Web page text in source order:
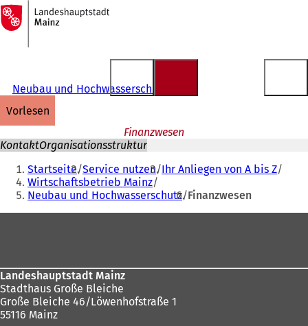
Inhalt anspringen
Zur
Startseite
Neubau und Hochwasserschutz
vorlesen
Finanzwesen
KontaktOrganisationsstruktur
Sie
befinden
sich
hier:
Startseite Service nutzen Ihr Anliegen von A bis Z
Wirtschaftsbetrieb Mainz
Neubau und Hochwasserschutz Finanzwesen
Landeshauptstadt Mainz
Stadthaus Große Bleiche
Große Bleiche 46/Löwenhofstraße 1
55116 Mainz